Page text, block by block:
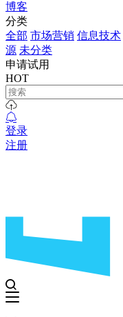
博客
分类
全部 市场营销 信息技术
源 未分类
申请试用
HOT
登录
注册